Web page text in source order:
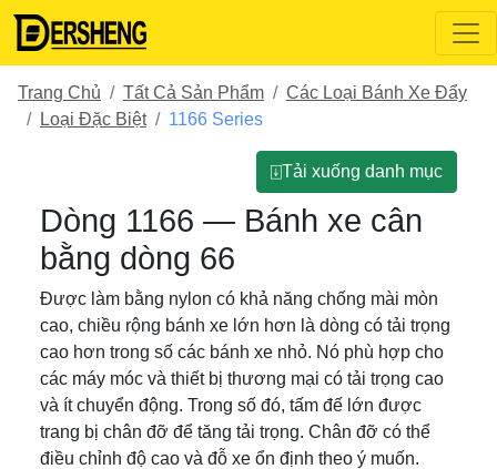
Trang Chủ Tất Cả Sản Phẩm
Các Loại Bánh Xe Đẩy
Loại Đặc Biệt
1166 Series
⍗Tải xuống danh mục
Dòng 1166 — Bánh xe cân
bằng dòng 66
Được làm bằng nylon có khả năng chống mài mòn
cao, chiều rộng bánh xe lớn hơn là dòng có tải trọng
cao hơn trong số các bánh xe nhỏ. Nó phù hợp cho
các máy móc và thiết bị thương mại có tải trọng cao
và ít chuyển động. Trong số đó, tấm đế lớn được
trang bị chân đỡ để tăng tải trọng. Chân đỡ có thể
điều chỉnh độ cao và đỗ xe ổn định theo ý muốn.